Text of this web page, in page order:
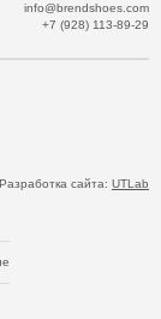
info@brendshoes.com
+7 (928) 113-89-29
Разработка сайта: UTLab